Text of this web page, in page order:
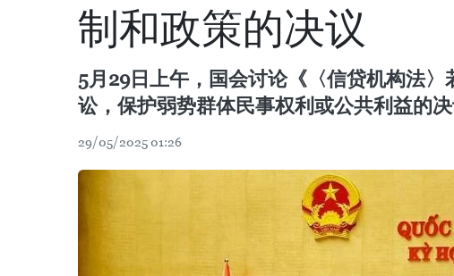
制和政策的决议
5月29日上午，国会讨论《〈信贷机构法
讼，保护弱势群体民事权利或公共利益的决
29/05/2025 01:26